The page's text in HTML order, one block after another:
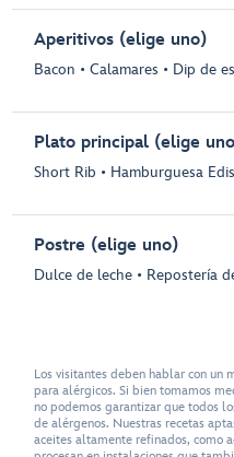
Aperitivos (elige uno)
Bacon • Calamares • Dip de
Plato principal (elige
Short Rib • Hamburguesa
Postre (elige uno)
Dulce de leche • Repostería
Los visitantes deben hablar con un
para alérgicos. Si bien tomamos
no podemos garantizar que todos
de alérgenos. Nuestras recetas
aceites altamente refinados, como